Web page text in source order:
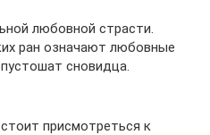
любовной страсти.
ран означают любовные
сновидца.
присмотреться к